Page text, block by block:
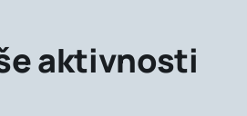
aktivnosti